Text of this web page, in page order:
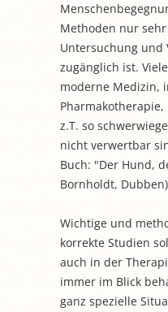
Methoden nur
Untersuchung und
zugänglich ist.
moderne Medizin,
z.T. so
nicht verwertbar
Buch: "Der Hund,
Bornholdt,
Wichtige und
korrekte Studien
auch in der
immer im Blick
ganz spezielle